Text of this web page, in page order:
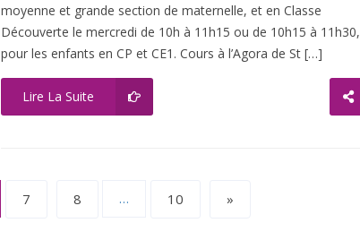
moyenne et grande section de maternelle, et en Classe
Découverte le mercredi de 10h à 11h15 ou de 10h15 à 11h30,
pour les enfants en CP et CE1. Cours à l’Agora de St […]
Lire La Suite
7 8 … 10 »